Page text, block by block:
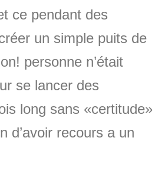
ce pendant des
un simple puits de
personne n’était
se lancer des
long sans «certitude»
d’avoir recours a un